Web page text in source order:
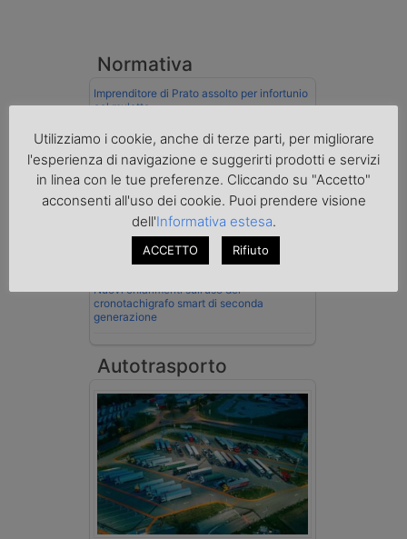
Normativa
Imprenditore di Prato assolto per infortunio
col muletto
Cassazione conferma validità multe per
velocità col cronotachigrafo
La Cassazione conferma la qualifica di
spedizioniere-vettore
Esenzione Iva nei trasporti internazionali
su tutta la filiera
Nuovi chiarimenti sull’uso del
cronotachigrafo smart di seconda
generazione
Autotrasporto
Utilizziamo i cookie, anche di terze parti, per migliorare
l'esperienza di navigazione e suggerirti prodotti e servizi
in linea con le tue preferenze. Cliccando su "Accetto"
acconsenti all'uso dei cookie. Puoi prendere visione
dell'Informativa estesa.
ACCETTO Rifiuto